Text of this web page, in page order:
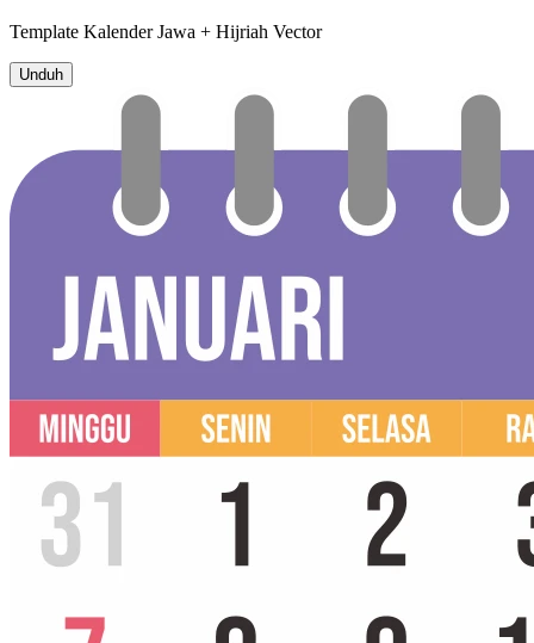
Template Kalender Jawa + Hijriah Vector
Unduh